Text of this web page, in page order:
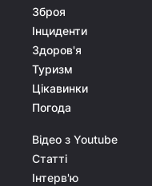
Зброя
Інциденти
Здоров'я
Туризм
Цікавинки
Погода
Відео з Youtube
Статті
Інтерв'ю